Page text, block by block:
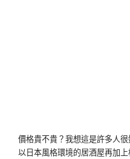
價格貴不貴？我想這是許多人
以日本風格環境的居酒屋再加